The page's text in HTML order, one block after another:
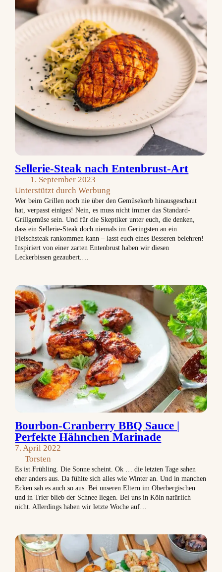
Sellerie-Steak nach Entenbrust-Art
1. September 2023
Unterstützt durch Werbung
Wer beim Grillen noch nie über den Gemüsekorb hinausgeschaut
hat, verpasst einiges! Nein, es muss nicht immer das Standard-
Grillgemüse sein. Und für die Skeptiker unter euch, die denken,
dass ein Sellerie-Steak doch niemals im Geringsten an ein
Fleischsteak rankommen kann – lasst euch eines Besseren belehren!
Inspiriert von einer zarten Entenbrust haben wir diesen
Leckerbissen gezaubert.…
Bourbon-Cranberry BBQ Sauce |
Perfekte Hähnchen Marinade
7. April 2022
Torsten
Es ist Frühling. Die Sonne scheint. Ok … die letzten Tage sahen
eher anders aus. Da fühlte sich alles wie Winter an. Und in manchen
Ecken sah es auch so aus. Bei unseren Eltern im Oberbergischen
und in Trier blieb der Schnee liegen. Bei uns in Köln natürlich
nicht. Allerdings haben wir letzte Woche auf…